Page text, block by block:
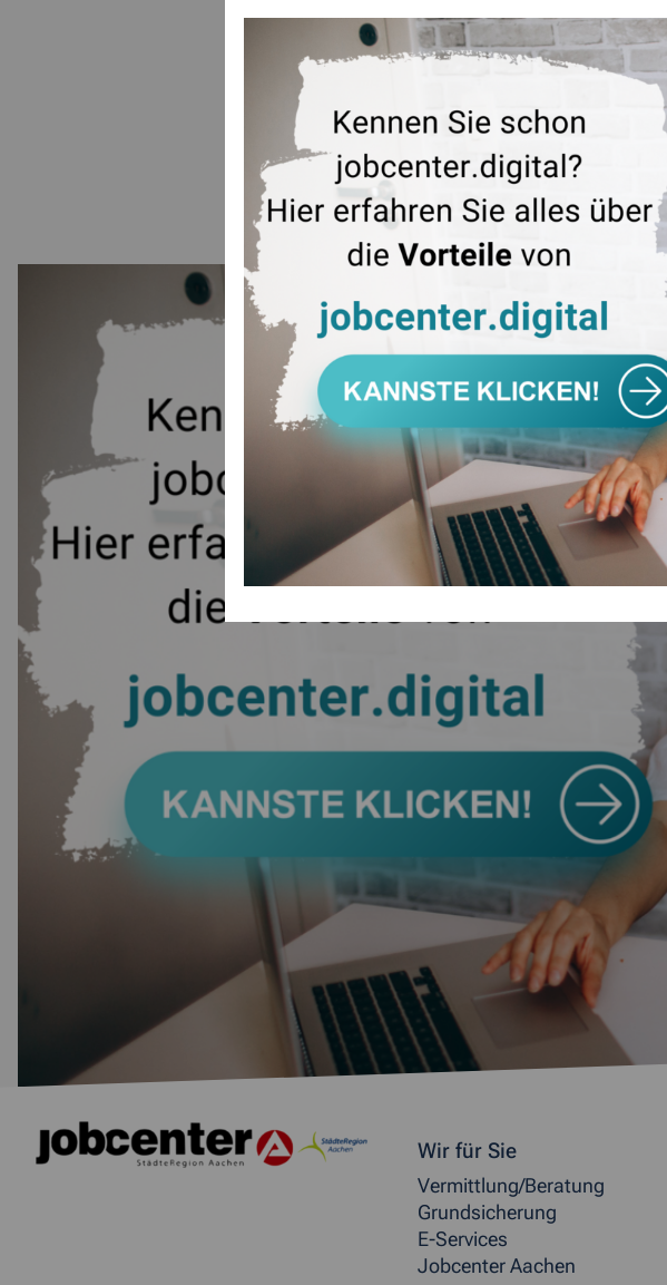
ZURÜCK
Weitere allgemeine Informationen
Wir für Sie
Vermittlung/Beratung
Grundsicherung
E-Services
Jobcenter Aachen